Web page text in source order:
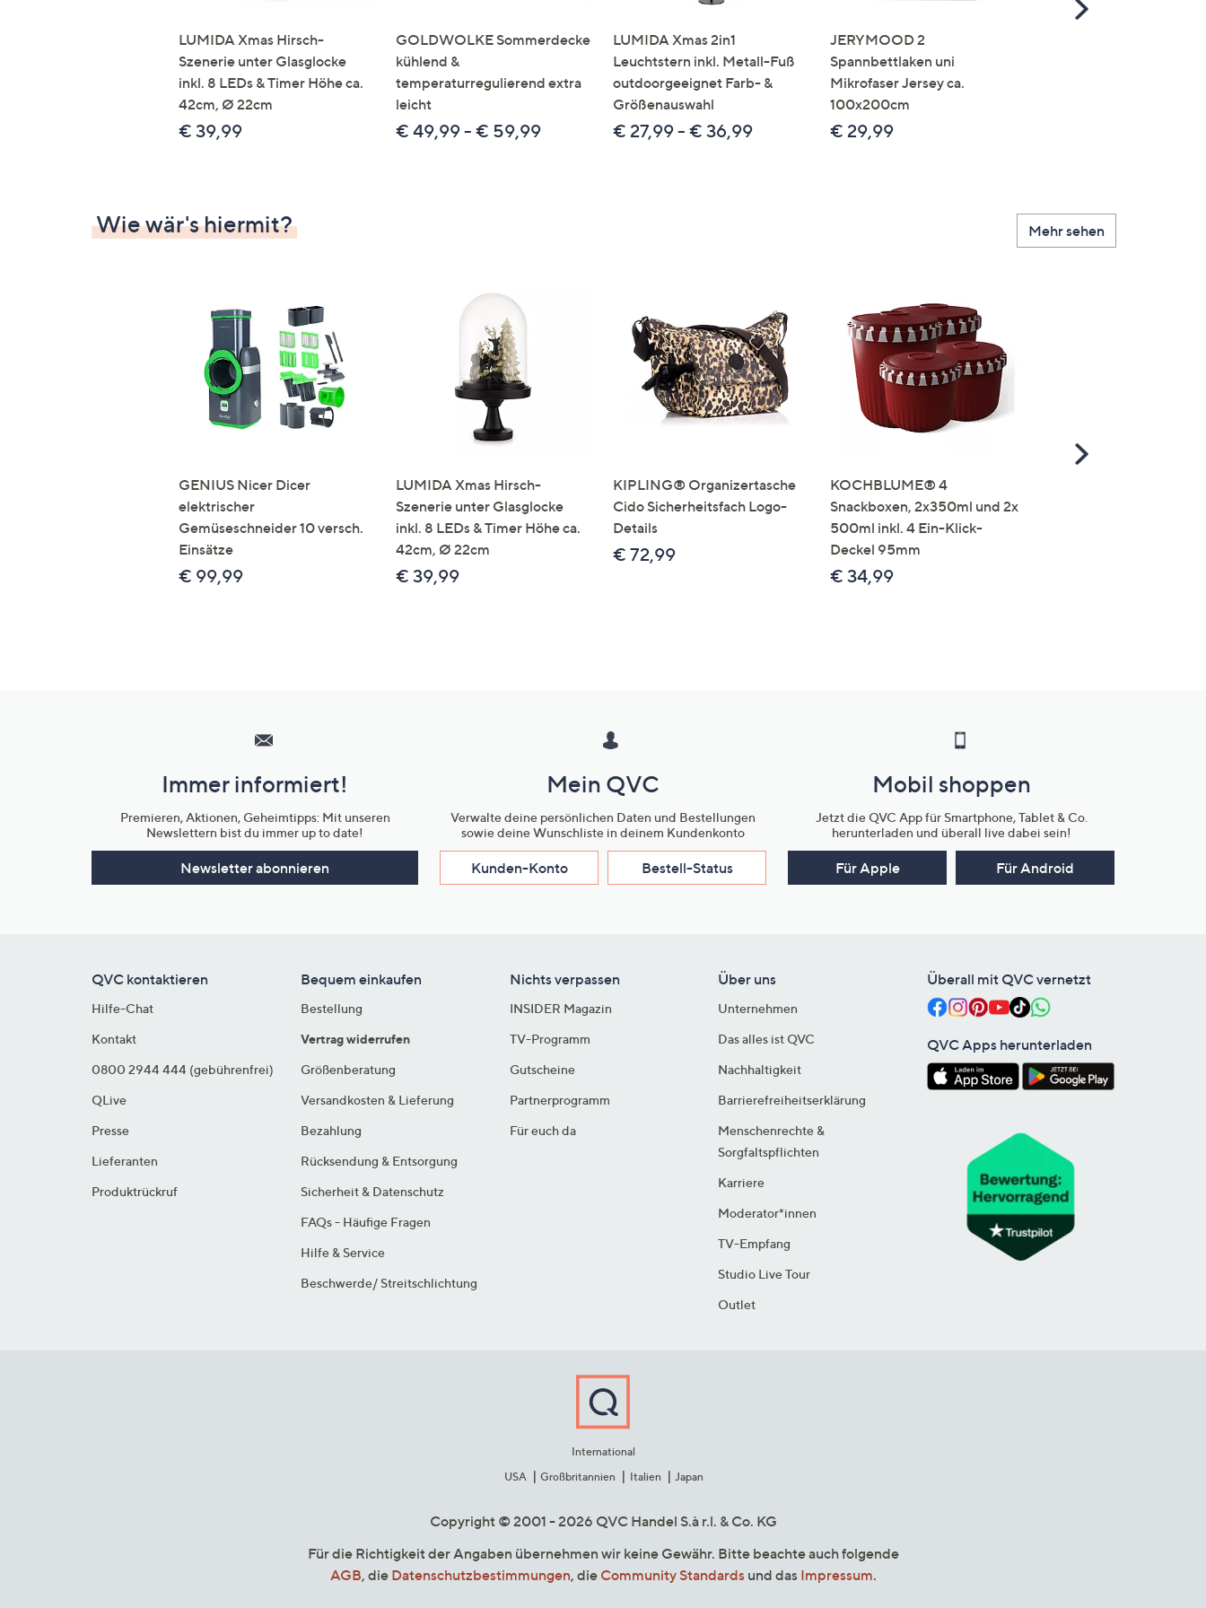
LUMIDA Xmas Hirsch-
Szenerie unter Glasglocke
inkl. 8 LEDs & Timer Höhe ca.
42cm, Ø 22cm
€ 39,99
GOLDWOLKE Sommerdecke
kühlend &
temperaturregulierend extra
leicht
€ 49,99 - € 59,99
LUMIDA Xmas 2in1
Leuchtstern inkl. Metall-Fuß
outdoorgeeignet Farb- &
Größenauswahl
€ 27,99 - € 36,99
JERYMOOD 2
Spannbettlaken uni
Mikrofaser Jersey ca.
100x200cm
€ 29,99
Scroll
Wie wär's hiermit? Mehr sehen
GENIUS Nicer Dicer
elektrischer
Gemüseschneider 10 versch.
Einsätze
€ 99,99
LUMIDA Xmas Hirsch-
Szenerie unter Glasglocke
inkl. 8 LEDs & Timer Höhe ca.
42cm, Ø 22cm
€ 39,99
KIPLING® Organizertasche
Cido Sicherheitsfach Logo-
Details
€ 72,99
KOCHBLUME® 4
Snackboxen, 2x350ml und 2x
500ml inkl. 4 Ein-Klick-
Deckel 95mm
€ 34,99
Scroll
Unternehmensinformationen
Immer informiert!
Premieren, Aktionen, Geheimtipps: Mit unseren
Newslettern bist du immer up to date!
Newsletter abonnieren
Mein QVC
Verwalte deine persönlichen Daten und Bestellungen
sowie deine Wunschliste in deinem Kundenkonto
Kunden-Konto Bestell-Status
Mobil shoppen
Jetzt die QVC App für Smartphone, Tablet & Co.
herunterladen und überall live dabei sein!
Für Apple Für Android
QVC kontaktieren
Hilfe-Chat
Kontakt
0800 2944 444 (gebührenfrei)
QLive
Presse
Lieferanten
Produktrückruf
Bequem einkaufen
Bestellung
Vertrag widerrufen
Größenberatung
Versandkosten & Lieferung
Bezahlung
Rücksendung & Entsorgung
Sicherheit & Datenschutz
FAQs - Häufige Fragen
Hilfe & Service
Beschwerde/ Streitschlichtung
Nichts verpassen
INSIDER Magazin
TV-Programm
Gutscheine
Partnerprogramm
Für euch da
Über uns
Unternehmen
Das alles ist QVC
Nachhaltigkeit
Barrierefreiheitserklärung
Menschenrechte &
Sorgfaltspflichten
Karriere
Moderator*innen
TV-Empfang
Studio Live Tour
Outlet
Überall mit QVC vernetzt
QVC Apps herunterladen
International
USA
Großbritannien Italien Japan
Copyright © 2001 - 2026 QVC Handel S.à r.l. & Co. KG
Für die Richtigkeit der Angaben übernehmen wir keine Gewähr. Bitte beachte auch folgende
AGB, die Datenschutzbestimmungen, die Community Standardsund das Impressum.